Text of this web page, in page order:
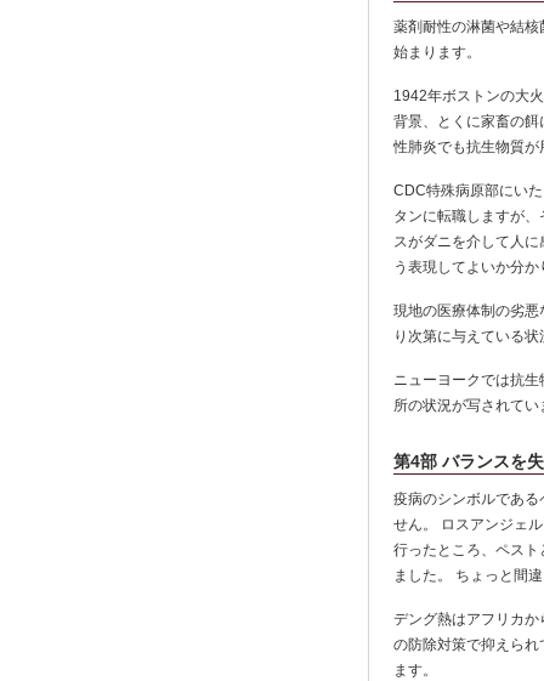
薬剤耐性の淋菌や結
始まります。
1942年ボストンの大
背景、とくに家畜の
性肺炎でも抗生物質
CDC特殊病原部にい
タンに転職しますが
スがダニを介して人
う表現してよいか分か
現地の医療体制の劣
り次第に与えている
ニューヨークでは抗
所の状況が写されてい
第4部 バランスを
疫病のシンボルであ
せん。 ロスアンジェ
行ったところ、ペス
ました。 ちょっと間
デング熱はアフリカ
の防除対策で抑えら
ます。